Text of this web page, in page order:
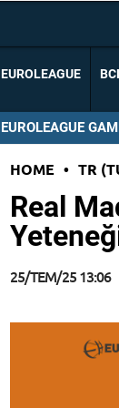
EUROLEAGUE
EUROLEAGUE
HOME • TR
Real
25/TEM/25 13:06